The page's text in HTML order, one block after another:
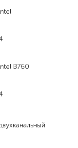
B760